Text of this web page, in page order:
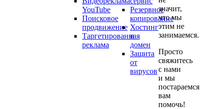
YouTube
Поисковое
продвижение
Таргетированная
реклама
Резервное
копирование
Хостинг
и
домен
Защита
от
вирусов
значит,
что мы
этим не
занимаемся.
Просто
свяжитесь
с нами
и мы
постараемся
вам
помочь!